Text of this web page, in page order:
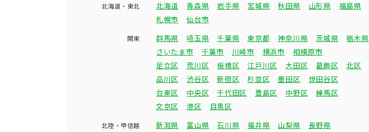
北海道・東北 北海道 青森県 岩手県 宮城県 秋田県 山形県
福島県
札幌市
仙台市
関東 群馬県 埼玉県 千葉県 東京都 神奈川県 茨城県
栃木県
さいたま市
千葉市 川崎市 横浜市
相模原市
足立区
荒川区 板橋区 江戸川区 大田区 葛飾区 北区
品川区
渋谷区 新宿区 杉並区 墨田区
世田谷区
台東区
中央区 千代田区 豊島区 中野区
練馬区
文京区
港区 目黒区
北陸・甲信越 新潟県 富山県 石川県 福井県 山梨県
長野県